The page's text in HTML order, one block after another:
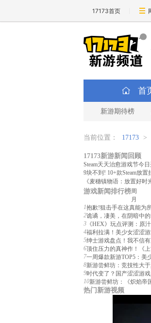
17173首页
首
新游期待榜
当前位置： 17173 >
17173新游新闻回顾
Steam天天治愈游戏节今
9块不到! 10+款Steam放
《麦穗镇物语：放置好时
游戏新闻排行榜周
月
1抱歉!狙击手在这真能为
2诡谲，凄美，在阴暗中
3 《HEX》玩点评测：原
4福利拉满！美少女涩涩
5绅士游戏盘点！我不信有
6顶住压力的真神作！《
7一周爆款新游TOP5：美
8新游尝鲜坊：竞技性大
9时代变了？国产涩涩游
10新游尝鲜坊：《炽焰帝
热门新游视频